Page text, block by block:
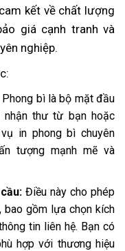
kết về chất lượng
giá cạnh tranh và
nghiệp.
bì là bộ mặt đầu
nhận thư từ bạn hoặc
in phong bì chuyên
tượng mạnh mẽ và
Điều này cho phép
bao gồm lựa chọn kích
tin liên hệ. Bạn có
hợp với thương hiệu